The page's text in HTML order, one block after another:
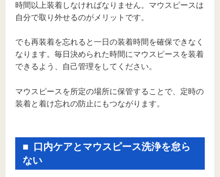
時間以上装着しなければなりません。マウスピースは
自分で取り外せるのがメリットです。
でも再装着を忘れると一日の装着時間を確保できなく
なります。毎日決められた時間にマウスピースを装着
できるよう、自己管理をしてください。
マウスピースを所定の場所に保管することで、定時の
装着と着け忘れの防止にもつながります。
口内ケアとマウスピース洗浄を怠ら
ない